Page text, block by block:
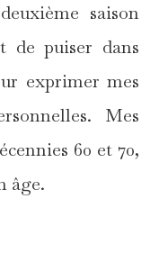
saison
de puiser dans
exprimer mes
Mes
60 et 70,
âge.